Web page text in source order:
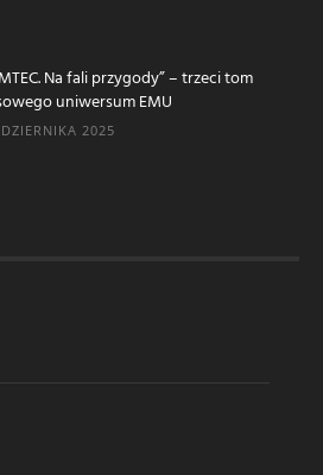
Na fali przygody” – trzeci tom
uniwersum EMU
2025